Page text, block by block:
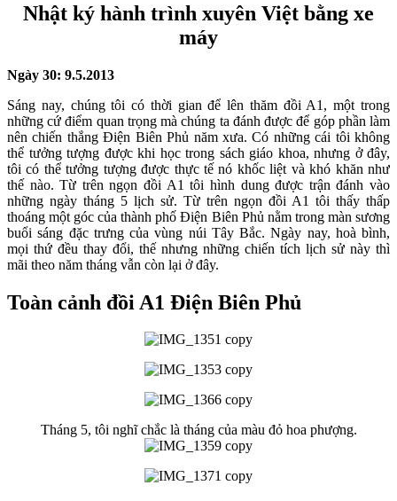
Nhật ký hành trình xuyên Việt bằng xe
máy
Ngày 30: 9.5.2013
Sáng nay, chúng tôi có thời gian để lên thăm đồi A1, một trong
những cứ điểm quan trọng mà chúng ta đánh được để góp phần làm
nên chiến thắng Điện Biên Phủ năm xưa. Có những cái tôi không
thể tưởng tượng được khi học trong sách giáo khoa, nhưng ở đây,
tôi có thể tưởng tượng được thực tế nó khốc liệt và khó khăn như
thế nào. Từ trên ngọn đồi A1 tôi hình dung được trận đánh vào
những ngày tháng 5 lịch sử. Từ trên ngọn đồi A1 tôi thấy thấp
thoáng một góc của thành phố Điện Biên Phủ nằm trong màn sương
buổi sáng đặc trưng của vùng núi Tây Bắc. Ngày nay, hoà bình,
mọi thứ đều thay đổi, thế nhưng những chiến tích lịch sử này thì
mãi theo năm tháng vẫn còn lại ở đây.
Toàn cảnh đồi A1 Điện Biên Phủ
Tháng 5, tôi nghĩ chắc là tháng của màu đỏ hoa phượng.